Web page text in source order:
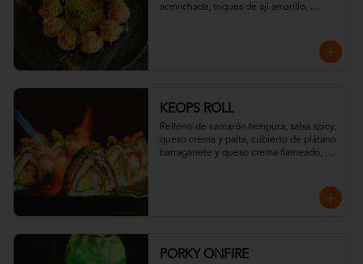
acevichada, toques de ají amarillo,
KEOPS ROLL
Relleno de camarón tempura, salsa spicy,
queso crema y palta, cubierto de plátano
barraganete y queso crema flameado,
PORKY ONFIRE